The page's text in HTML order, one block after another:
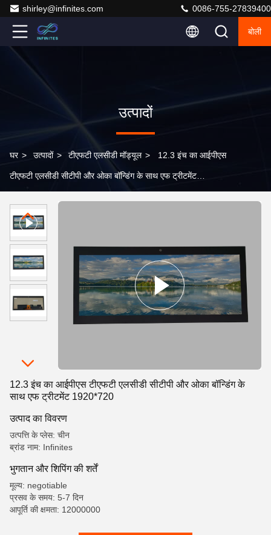
shirley@infinites.com 0086-755-27839400
बोली
उत्पादों
घर > उत्पादों > टीएफटी एलसीडी मॉड्यूल > 12.3 इंच का आईपीएस
टीएफटी एलसीडी सीटीपी और ओका बॉन्डिंग के साथ एफ ट्रीटमेंट
12.3 इंच का आईपीएस टीएफटी एलसीडी सीटीपी और ओका बॉन्डिंग के
साथ एफ ट्रीटमेंट 1920*720
उत्पाद का विवरण
उत्पत्ति के प्लेस: चीन
ब्रांड नाम: Infinites
भुगतान और शिपिंग की शर्तें
मूल्य: negotiable
प्रसव के समय: 5-7 दिन
आपूर्ति की क्षमता: 12000000